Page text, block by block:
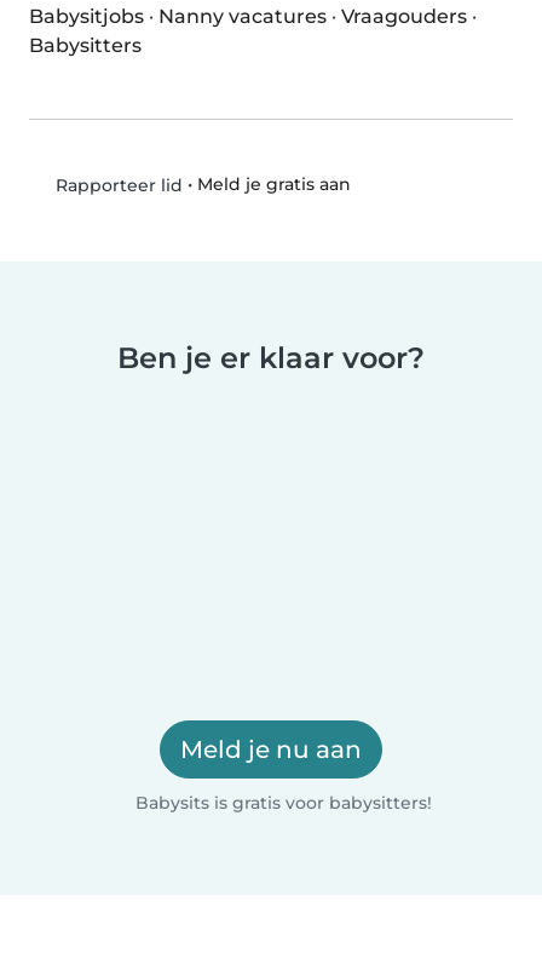
Babysitjobs · Nanny vacatures · Vraagouders ·
Babysitters
Rapporteer lid • Meld je gratis aan
Ben je er klaar voor?
Meld je nu aan
Babysits is gratis voor babysitters!